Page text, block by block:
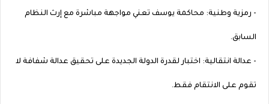
- رمزية وطنية: محاكمة يوسف تعني مواجهة مباشرة مع إرث النظام
السابق.
- عدالة انتقالية: اختبار لقدرة الدولة الجديدة على تحقيق عدالة شفافة لا
تقوم على الانتقام فقط.